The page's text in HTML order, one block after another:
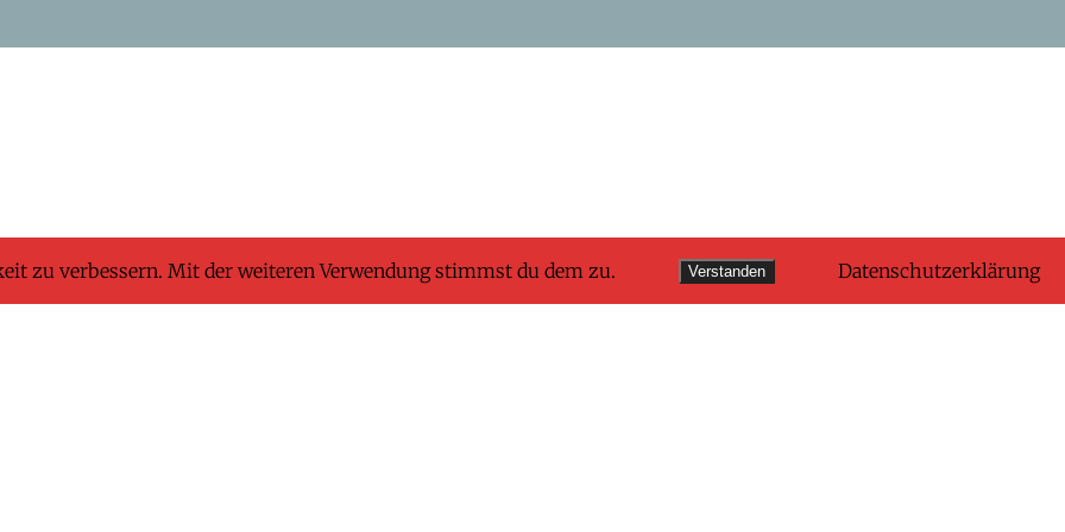
zu verbessern. Mit der weiteren Verwendung stimmst du dem zu. Verstanden Datenschutzerklärung